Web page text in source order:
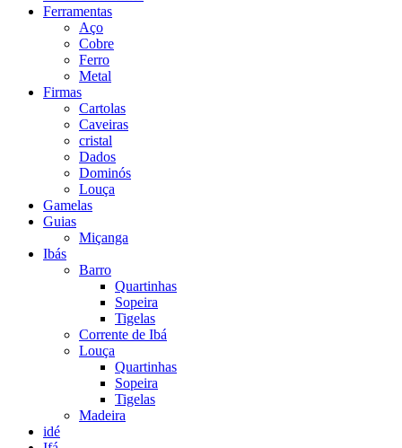
Ferramentas
Aço
Cobre
Ferro
Metal
Firmas
Cartolas
Caveiras
cristal
Dados
Dominós
Louça
Gamelas
Guias
Miçanga
Ibás
Barro
Quartinhas
Sopeira
Tigelas
Corrente de Ibá
Louça
Quartinhas
Sopeira
Tigelas
Madeira
idé